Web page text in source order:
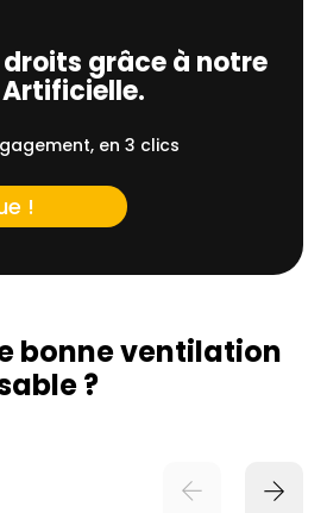
droits grâce à notre
en 3 clics
!
bonne ventilation
?